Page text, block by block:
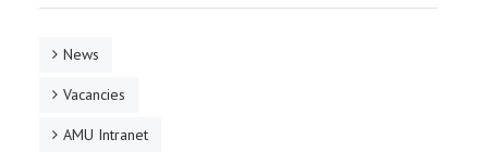
News
Vacancies
AMU Intranet